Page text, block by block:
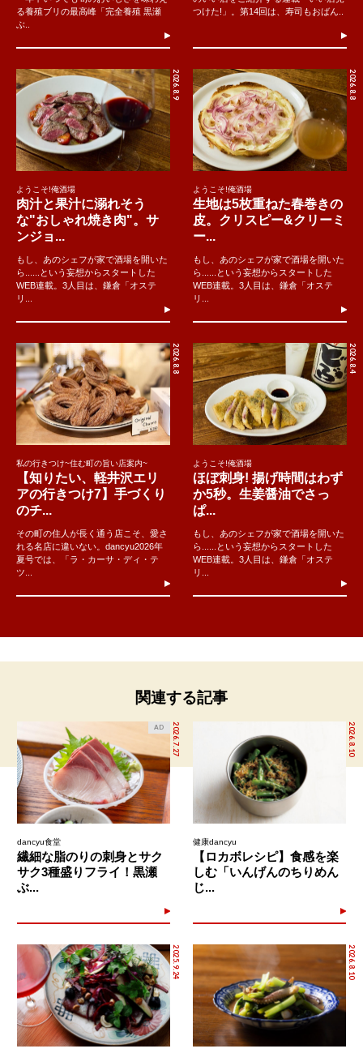
る養殖ブリの最高峰「完全養殖 黒瀬
ぶ..
つけた!」。第14回は、寿司もおばん..
2026.8.9
ようこそ!俺酒場
肉汁と果汁に溺れそう
な"おしゃれ焼き肉"。サ
ンジョ...
もし、あのシェフが家で酒場を開いた
ら......という妄想からスタートした
WEB連載。3人目は、鎌倉「オステ
リ...
2026.8.8
ようこそ!俺酒場
生地は5枚重ねた春巻きの
皮。クリスピー&クリーミ
ー...
もし、あのシェフが家で酒場を開いた
ら......という妄想からスタートした
WEB連載。3人目は、鎌倉「オステ
リ...
2026.8.8
私の行きつけ~住む町の旨い店案内~
【知りたい、軽井沢エリ
アの行きつけ7】手づくり
のチ...
その町の住人が長く通う店こそ、愛さ
れる名店に違いない。dancyu2026年
夏号では、「ラ・カーサ・ディ・テ
ツ...
2026.8.4
ようこそ!俺酒場
ほぼ刺身! 揚げ時間はわず
か5秒。生姜醤油でさっ
ぱ...
もし、あのシェフが家で酒場を開いた
ら......という妄想からスタートした
WEB連載。3人目は、鎌倉「オステ
リ...
関連する記事
2026.7.27
AD
dancyu食堂
繊細な脂のりの刺身とサク
サク3種盛りフライ！黒瀬
ぶ...
2026.8.10
健康dancyu
【ロカボレシピ】食感を楽
しむ「いんげんのちりめん
じ...
2025.9.24 2026.8.10